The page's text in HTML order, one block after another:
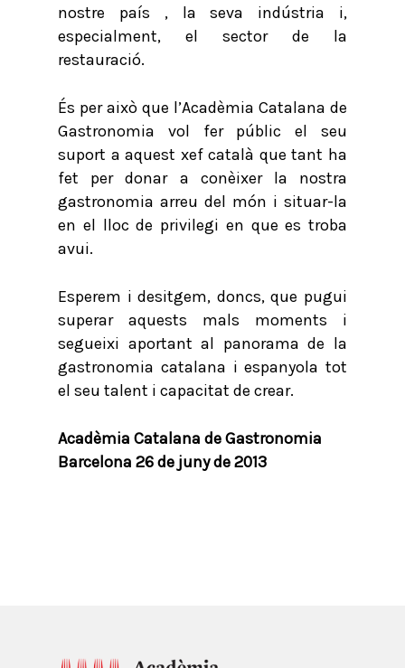
nostre país , la seva indústria i,
especialment, el sector de la
restauració.
És per això que l’Acadèmia Catalana de
Gastronomia vol fer públic el seu
suport a aquest xef català que tant ha
fet per donar a conèixer la nostra
gastronomia arreu del món i situar-la
en el lloc de privilegi en que es troba
avui.
Esperem i desitgem, doncs, que pugui
superar aquests mals moments i
segueixi aportant al panorama de la
gastronomia catalana i espanyola tot
el seu talent i capacitat de crear.
Acadèmia Catalana de Gastronomia
Barcelona 26 de juny de 2013